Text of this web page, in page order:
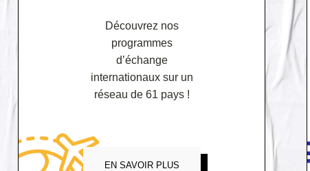
Découvrez nos
programmes
d’échange
internationaux sur un
réseau de 61 pays !
EN SAVOIR PLUS